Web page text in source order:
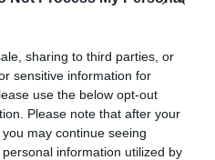
sharing to third parties, or
sensitive information for
use the below opt-out
Please note that after your
may continue seeing
information utilized by
o el